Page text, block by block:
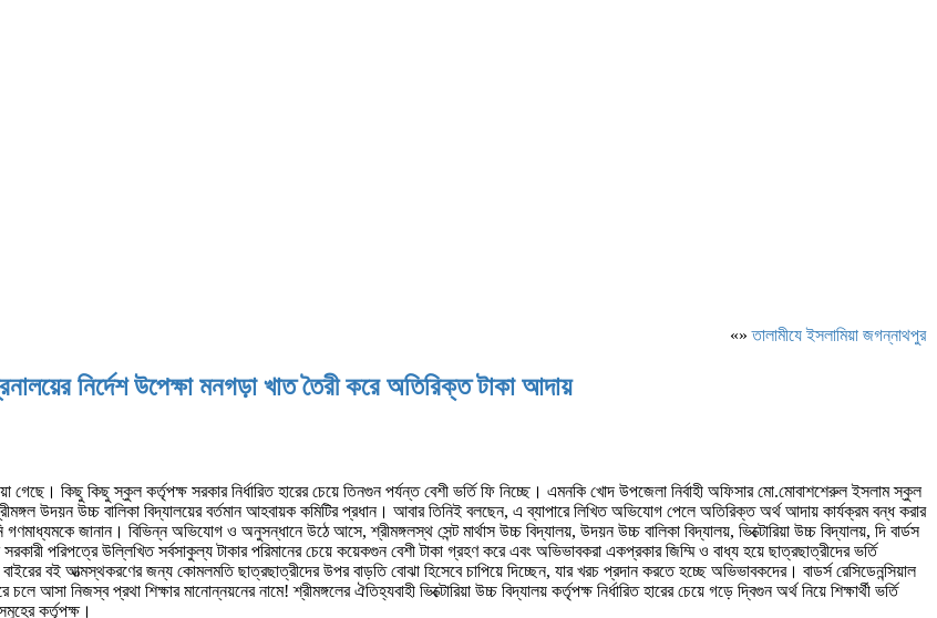
‎তালামীযে ইসলামিয়া জগন্নাথপুর
নির্দেশ উপেক্ষা মনগড়া খাত তৈরী করে অতিরিক্ত টাকা আদায়
গেছে। কিছু কিছু স্কুল কর্তৃপক্ষ সরকার নির্ধারিত হারের চেয়ে তিনগুন পর্যন্ত বেশী ভর্তি ফি নিচ্ছে। এমনকি খোদ উপজেলা নির্বাহী অফিসার মো.মোবাশশেরুল ইসলাম স্কুল
উদয়ন উচ্চ বালিকা বিদ্যালয়ের বর্তমান আহবায়ক কমিটির প্রধান। আবার তিনিই বলছেন, এ ব্যাপারে লিখিত অভিযোগ পেলে অতিরিক্ত অর্থ আদায় কার্যক্রম বন্ধ করার
জানান। বিভিন্ন অভিযোগ ও অনুসন্ধানে উঠে আসে, শ্রীমঙ্গলস্থ সেন্ট মার্থাস উচ্চ বিদ্যালয়, উদয়ন উচ্চ বালিকা বিদ্যালয়, ভিক্টোরিয়া উচ্চ বিদ্যালয়, দি বার্ডস
পরিপত্রে উল্লিখিত সর্বসাকুল্য টাকার পরিমানের চেয়ে কয়েকগুন বেশী টাকা গ্রহণ করে এবং অভিভাবকরা একপ্রকার জিম্মি ও বাধ্য হয়ে ছাত্রছাত্রীদের ভর্তি
বই আত্মস্থকরণের জন্য কোমলমতি ছাত্রছাত্রীদের উপর বাড়তি বোঝা হিসেবে চাপিয়ে দিচ্ছেন, যার খরচ প্রদান করতে হচ্ছে অভিভাবকদের। বাডর্স রেসিডেনন্সিয়াল
নিজস্ব প্রথা শিক্ষার মানোন্নয়নের নামে! শ্রীমঙ্গলের ঐতিহ্যবাহী ভিক্টোরিয়া উচ্চ বিদ্যালয় কর্তৃপক্ষ নির্ধারিত হারের চেয়ে গড়ে দ্বিগুন অর্থ নিয়ে শিক্ষার্থী ভর্তি
কর্তৃপক্ষ।